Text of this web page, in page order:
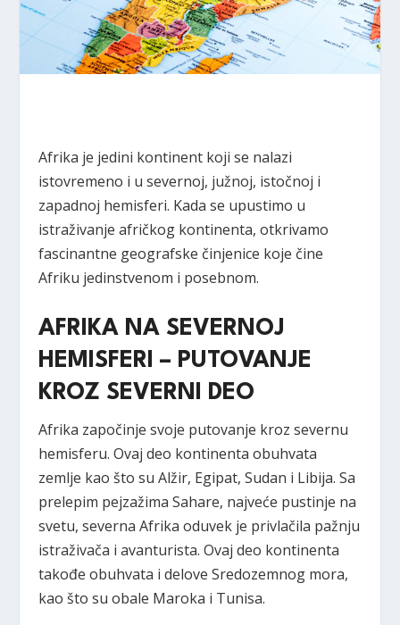
Afrika je jedini kontinent koji se nalazi
istovremeno i u severnoj, južnoj, istočnoj i
zapadnoj hemisferi. Kada se upustimo u
istraživanje afričkog kontinenta, otkrivamo
fascinantne geografske činjenice koje čine
Afriku jedinstvenom i posebnom.
AFRIKA NA SEVERNOJ
HEMISFERI – PUTOVANJE
KROZ SEVERNI DEO
Afrika započinje svoje putovanje kroz severnu
hemisferu. Ovaj deo kontinenta obuhvata
zemlje kao što su Alžir, Egipat, Sudan i Libija. Sa
prelepim pejzažima Sahare, najveće pustinje na
svetu, severna Afrika oduvek je privlačila pažnju
istraživača i avanturista. Ovaj deo kontinenta
takođe obuhvata i delove Sredozemnog mora,
kao što su obale Maroka i Tunisa.